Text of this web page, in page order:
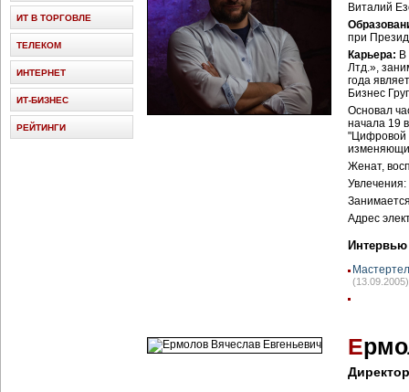
Виталий
при
Карьера: В
Лтд.»,
года
Бизнес
Основал
начала 19
"Цифровой
Женат,
Увлечения:
Адрес
Интервью
(13.09.2005)
Е
ИТ В ТОРГОВЛЕ
ТЕЛЕКОМ
ИНТЕРНЕТ
ИТ-БИЗНЕС
РЕЙТИНГИ